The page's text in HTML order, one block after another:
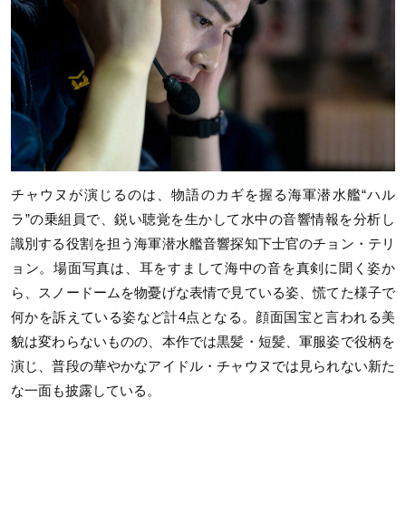
チャウヌが演じるのは、物語のカギを握る海軍潜水艦“ハル
ラ”の乗組員で、鋭い聴覚を生かして水中の音響情報を分析し
識別する役割を担う海軍潜水艦音響探知下士官のチョン・テリ
ョン。場面写真は、耳をすまして海中の音を真剣に聞く姿か
ら、スノードームを物憂げな表情で見ている姿、慌てた様子で
何かを訴えている姿など計4点となる。顔面国宝と言われる美
貌は変わらないものの、本作では黒髪・短髪、軍服姿で役柄を
演じ、普段の華やかなアイドル・チャウヌでは見られない新た
な一面も披露している。